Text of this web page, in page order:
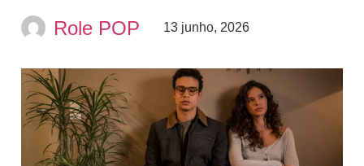
Role POP 13 junho, 2026